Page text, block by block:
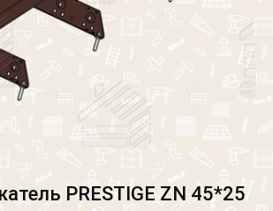
PRESTIGE ZN 45*25